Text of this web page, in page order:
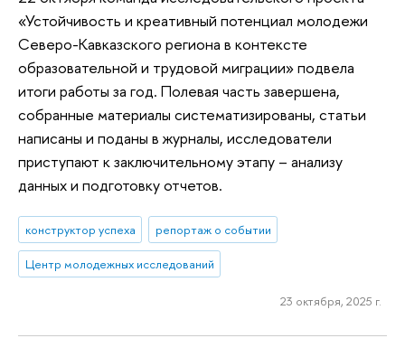
«Устойчивость и креативный потенциал молодежи
Северо-Кавказского региона в контексте
образовательной и трудовой миграции» подвела
итоги работы за год. Полевая часть завершена,
собранные материалы систематизированы, статьи
написаны и поданы в журналы, исследователи
приступают к заключительному этапу – анализу
данных и подготовку отчетов.
конструктор успеха репортаж о событии
Центр молодежных исследований
23 октября, 2025 г.